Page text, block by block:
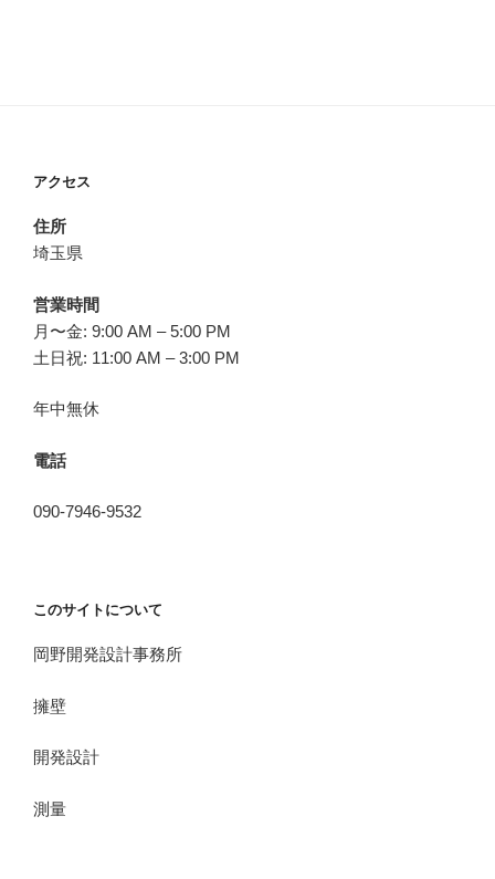
アクセス
住所
埼玉県
営業時間
月〜金: 9:00 AM – 5:00 PM
土日祝: 11:00 AM – 3:00 PM
年中無休
電話
090-7946-9532
このサイトについて
岡野開発設計事務所
擁壁
開発設計
測量